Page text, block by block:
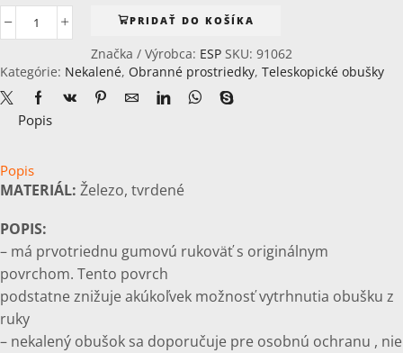
množstvo
Teleskopický
obušok
16"
PRIDAŤ DO KOŠÍKA
Značka / Výrobca: ESP SKU: 91062
Kategórie: Nekalené, Obranné prostriedky, Teleskopické obušky
Popis
Popis
MATERIÁL: Železo, tvrdené
POPIS:
– má prvotriednu gumovú rukoväť s originálnym
povrchom. Tento povrch
podstatne znižuje akúkoľvek možnosť vytrhnutia obušku z
ruky
– nekalený obušok sa doporučuje pre osobnú ochranu , nie